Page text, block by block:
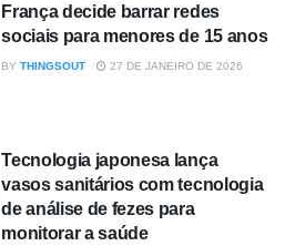
França decide barrar redes
sociais para menores de 15 anos
BY THINGSOUT 27 DE JANEIRO DE 2026
Tecnologia japonesa lança
vasos sanitários com tecnologia
de análise de fezes para
monitorar a saúde